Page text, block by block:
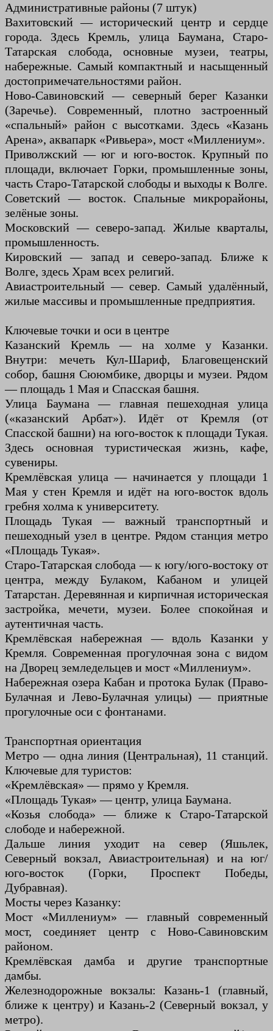
Административные районы (7 штук)
Вахитовский — исторический центр и сердце
города. Здесь Кремль, улица Баумана, Старо-
Татарская слобода, основные музеи, театры,
набережные. Самый компактный и насыщенный
достопримечательностями район.
Ново-Савиновский — северный берег Казанки
(Заречье). Современный, плотно застроенный
«спальный» район с высотками. Здесь «Казань
Арена», аквапарк «Ривьера», мост «Миллениум».
Приволжский — юг и юго-восток. Крупный по
площади, включает Горки, промышленные зоны,
часть Старо-Татарской слободы и выходы к Волге.
Советский — восток. Спальные микрорайоны,
зелёные зоны.
Московский — северо-запад. Жилые кварталы,
промышленность.
Кировский — запад и северо-запад. Ближе к
Волге, здесь Храм всех религий.
Авиастроительный — север. Самый удалённый,
жилые массивы и промышленные предприятия.
Ключевые точки и оси в центре
Казанский Кремль — на холме у Казанки.
Внутри: мечеть Кул-Шариф, Благовещенский
собор, башня Сююмбике, дворцы и музеи. Рядом
— площадь 1 Мая и Спасская башня.
Улица Баумана — главная пешеходная улица
(«казанский Арбат»). Идёт от Кремля (от
Спасской башни) на юго-восток к площади Тукая.
Здесь основная туристическая жизнь, кафе,
сувениры.
Кремлёвская улица — начинается у площади 1
Мая у стен Кремля и идёт на юго-восток вдоль
гребня холма к университету.
Площадь Тукая — важный транспортный и
пешеходный узел в центре. Рядом станция метро
«Площадь Тукая».
Старо-Татарская слобода — к югу/юго-востоку от
центра, между Булаком, Кабаном и улицей
Татарстан. Деревянная и кирпичная историческая
застройка, мечети, музеи. Более спокойная и
аутентичная часть.
Кремлёвская набережная — вдоль Казанки у
Кремля. Современная прогулочная зона с видом
на Дворец земледельцев и мост «Миллениум».
Набережная озера Кабан и протока Булак (Право-
Булачная и Лево-Булачная улицы) — приятные
прогулочные оси с фонтанами.
Транспортная ориентация
Метро — одна линия (Центральная), 11 станций.
Ключевые для туристов:
«Кремлёвская» — прямо у Кремля.
«Площадь Тукая» — центр, улица Баумана.
«Козья слобода» — ближе к Старо-Татарской
слободе и набережной.
Дальше линия уходит на север (Яшьлек,
Северный вокзал, Авиастроительная) и на юг/
юго-восток (Горки, Проспект Победы,
Дубравная).
Мосты через Казанку:
Мост «Миллениум» — главный современный
мост, соединяет центр с Ново-Савиновским
районом.
Кремлёвская дамба и другие транспортные
дамбы.
Железнодорожные вокзалы: Казань-1 (главный,
ближе к центру) и Казань-2 (Северный вокзал, у
метро).